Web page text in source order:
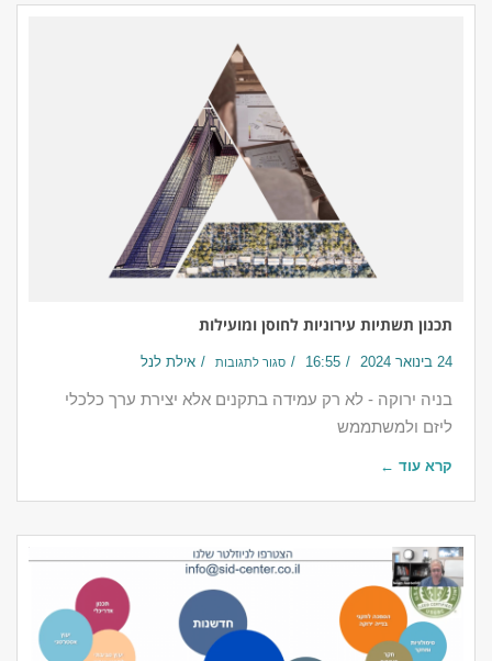
תכנון תשתיות עירוניות לחוסן ומועילות
24 בינואר 2024 16:55 סגור לתגובות אילת לנל
בניה ירוקה - לא רק עמידה בתקנים אלא יצירת ערך כלכלי
ליזם ולמשתממש
קרא עוד ←